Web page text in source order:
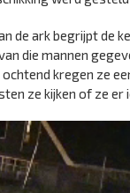
de ark begrijpt de
die mannen
kregen ze
ze kijken of ze